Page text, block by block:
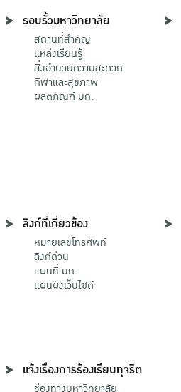
รอบรั้วมหาวิทยาลัย
สถานที่สำคัญ
แหล่งเรียนรู้
สิ่งอำนวยความสะดวก
กีฬาและสุขภาพ
ผลิตภัณฑ์ มก.
ลิงก์ที่เกี่ยวข้อง
หมายเลขโทรศัพท์
ลิงก์ด่วน
แผนที่ มก.
แผนผังเว็บไซต์
แจ้งเรื่องการร้องเรียนทุจริต
ช่องทางมหาวิทยาลัย